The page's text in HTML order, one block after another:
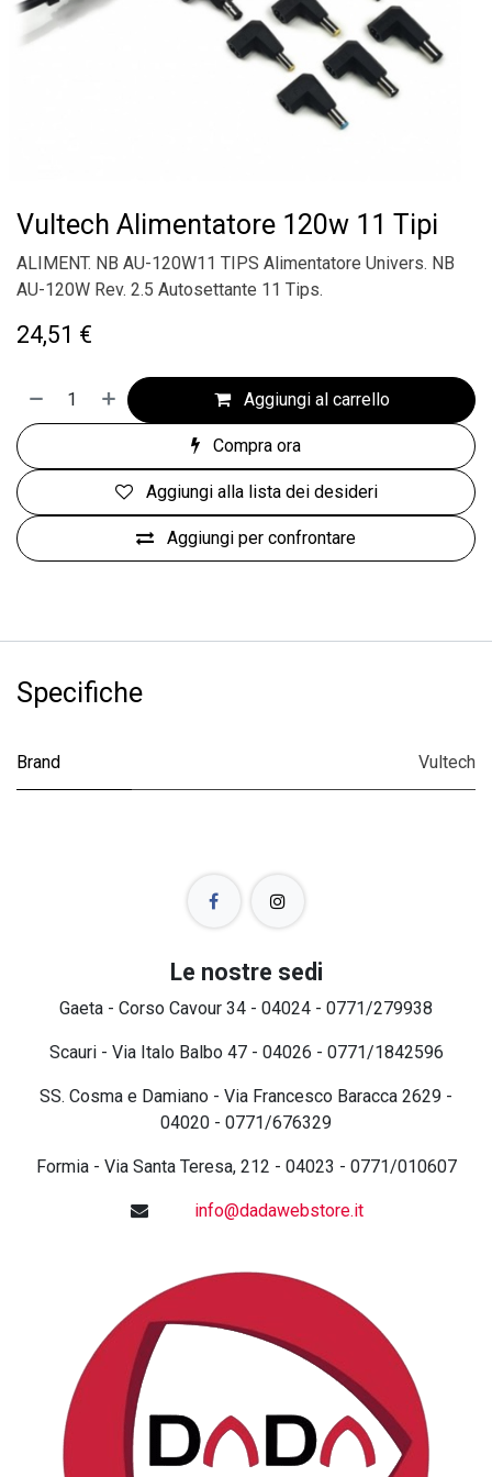
Vultech Alimentatore 120w 11 Tipi
ALIMENT. NB AU-120W11 TIPS Alimentatore Univers. NB
AU-120W Rev. 2.5 Autosettante 11 Tips.
24,51 €
Aggiungi al carrello
Compra ora
Aggiungi per confrontare
Aggiungi alla lista dei desideri
Specifiche
Brand Vultech
Le nostre sedi
Gaeta - Corso Cavour 34 - 04024 - 0771/279938
Scauri - Via Italo Balbo 47 - 04026 - 0771/1842596
SS. Cosma e Damiano - Via Francesco Baracca 2629 -
04020 - 0771/676329
Formia - Via Santa Teresa, 212 - 04023 - 0771/010607
info@dadawebstore.it